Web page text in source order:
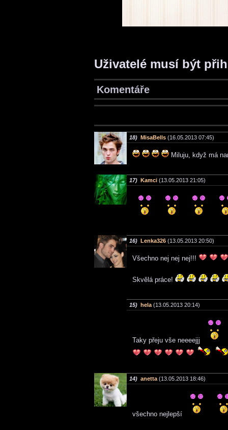
Uživatelé musí být
Komentáře
18) MisaBells (16.05.2013 07:45)
Miluju, když má
17) Kamci (13.05.2013 21:05)
16) Lenka326 (13.05.2013 20:50)
Všechno nej nej nej!!!
Skvělá práce!
15) hela (13.05.2013 20:14)
Taky přeju vše neeeejjj
14) anetta (13.05.2013 18:46)
všechno nejlepší